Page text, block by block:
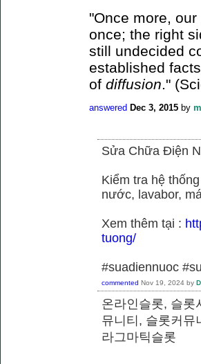
"Once more,
once; the right
still undecided
established
of diffusion ."
answered Dec 3, 2015 by
Sửa Chữa Điện
Kiểm tra hệ
nước, lavabor,
Xem thêm tại :
tuong/
#suadiennuoc
commented Nov 19, 2024 by
온라인슬롯, 슬롯
뮤니티, 슬롯커뮤
라그마틱슬롯